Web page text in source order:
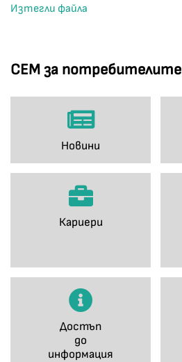
СЕМ за потребителите
Новини
Кариери
Достъп
до
информация
Изтегли файла